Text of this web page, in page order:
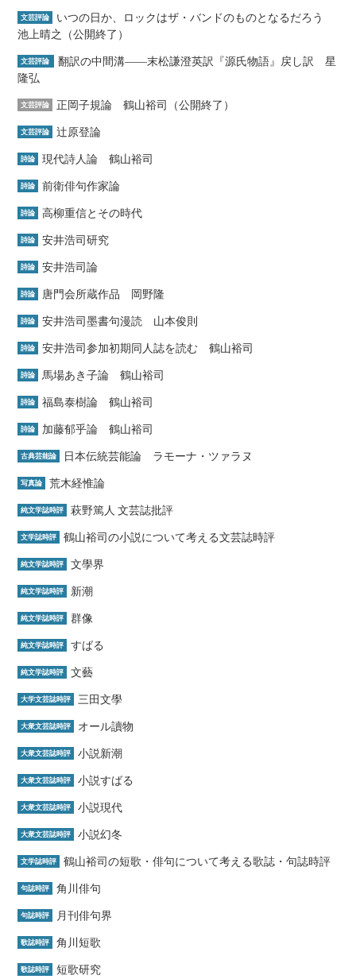
文芸評論
いつの日か、ロックはザ・バンドのものとなるだろう
池上晴之（公開終了）
文芸評論
翻訳の中間溝――末松謙澄英訳『源氏物語』戻し訳 星
隆弘
文芸評論 正岡子規論 鶴山裕司（公開終了）
文芸評論 辻原登論
詩論 現代詩人論 鶴山裕司
詩論 前衛俳句作家論
詩論 高柳重信とその時代
詩論 安井浩司研究
詩論 安井浩司論
詩論 唐門会所蔵作品 岡野隆
詩論 安井浩司墨書句漫読 山本俊則
詩論 安井浩司参加初期同人誌を読む 鶴山裕司
詩論 馬場あき子論 鶴山裕司
詩論 福島泰樹論 鶴山裕司
詩論 加藤郁乎論 鶴山裕司
古典芸能論 日本伝統芸能論 ラモーナ・ツァラヌ
写真論 荒木経惟論
純文学誌時評 萩野篤人 文芸誌批評
文学誌時評 鶴山裕司の小説について考える文芸誌時評
純文学誌時評 文學界
純文学誌時評 新潮
純文学誌時評 群像
純文学誌時評 すばる
純文学誌時評 文藝
大学文芸誌時評 三田文學
大衆文芸誌時評 オール讀物
大衆文芸誌時評 小説新潮
大衆文芸誌時評 小説すばる
大衆文芸誌時評 小説現代
大衆文芸誌時評 小説幻冬
文学誌時評 鶴山裕司の短歌・俳句について考える歌誌・句誌時評
句誌時評 角川俳句
句誌時評 月刊俳句界
歌誌時評 角川短歌
歌誌時評 短歌研究